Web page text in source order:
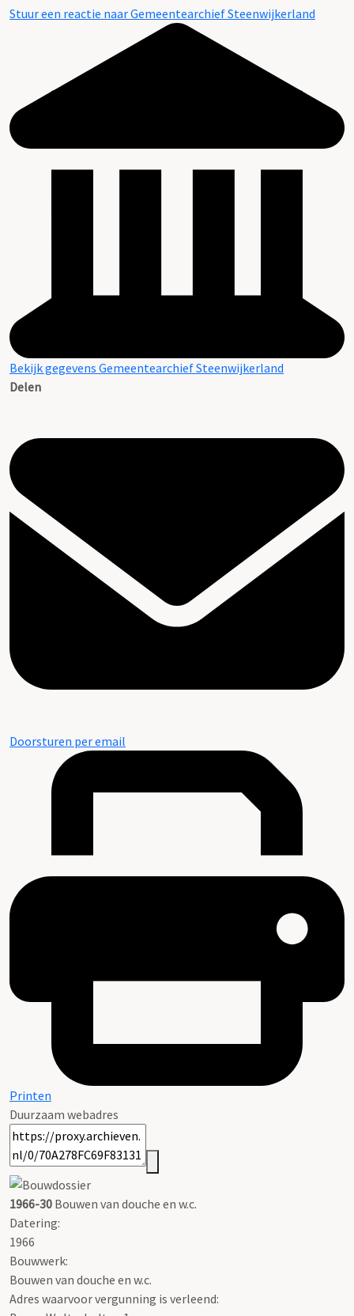
Stuur een reactie naar Gemeentearchief Steenwijkerland
Bekijk gegevens Gemeentearchief Steenwijkerland
Delen
Doorsturen per email
Printen
Duurzaam webadres
1966-30 Bouwen van douche en w.c.
Datering:
1966
Bouwwerk:
Bouwen van douche en w.c.
Adres waarvoor vergunning is verleend: